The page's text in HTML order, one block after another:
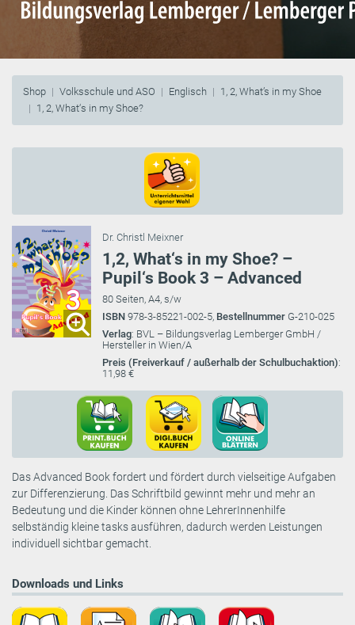
Shop Volksschule und ASO Englisch
1, 2, What’s in my Shoe
1, 2, What‘s in my Shoe?
Dr. Christl Meixner
1,2, What‘s in my Shoe? –
Pupil‘s Book 3 – Advanced
80 Seiten, A4, s/w
ISBN 978-3-85221-002-5, Bestellnummer G-210-025
Verlag: BVL – Bildungsverlag Lemberger GmbH /
Hersteller in Wien/A
Preis (Freiverkauf / außerhalb der Schulbuchaktion):
11,98 €
Das Advanced Book fordert und fördert durch vielseitige Aufgaben
zur Differenzierung. Das Schriftbild gewinnt mehr und mehr an
Bedeutung und die Kinder können ohne LehrerInnenhilfe
selbständig kleine tasks ausführen, dadurch werden Leistungen
individuell sichtbar gemacht.
Downloads und Links